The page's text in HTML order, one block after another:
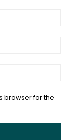
browser for the